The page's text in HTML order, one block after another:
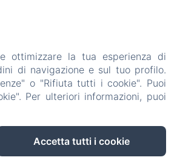
ottimizzare la tua esperienza di
di navigazione e sul tuo profilo.
o "Rifiuta tutti i cookie". Puoi
Per ulteriori informazioni, puoi
Accetta tutti i cookie